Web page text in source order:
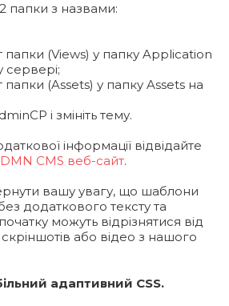
2 папки з назвами:
папки (Views) у папку Application
сервері;
папки (Assets) у папку Assets на
і змініть тему.
інформації відвідайте
DMN CMS веб-сайт.
вашу увагу, що шаблони
додаткового тексту та
можуть відрізнятися від
або відео з нашого
адаптивний CSS.